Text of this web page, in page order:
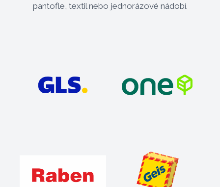
pantofle, textil nebo jednorázové nádobí.